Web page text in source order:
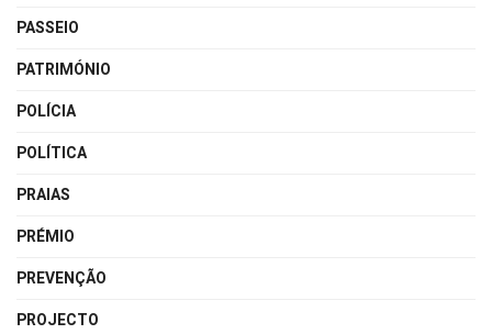
PASSEIO
PATRIMÓNIO
POLÍCIA
POLÍTICA
PRAIAS
PRÉMIO
PREVENÇÃO
PROJECTO